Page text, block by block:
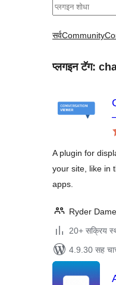
शोधा
सर्वCommunity
प्लगइन टॅग:
A plugin for
your site, like in
apps.
Ryder
20+ सक्रिय
4.9.30 सह